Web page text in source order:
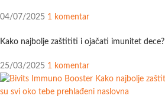
04/07/2025 1 komentar
Kako najbolje zaštititi i ojačati imunitet dece?
25/03/2025 1 komentar